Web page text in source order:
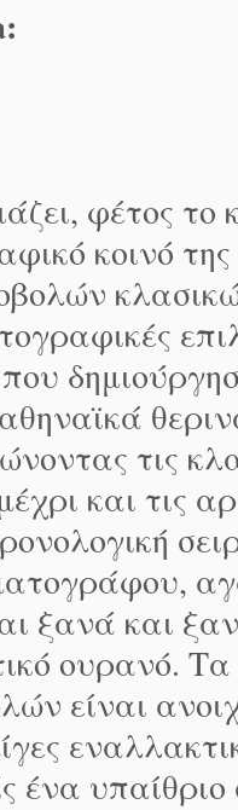
:
φέτος το
κοινό
τις
και τις
ξανά και
ουρανό.
είναι
ένα